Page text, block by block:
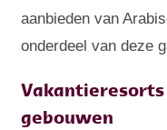
aanbieden van
onderdeel van deze
gebouwen